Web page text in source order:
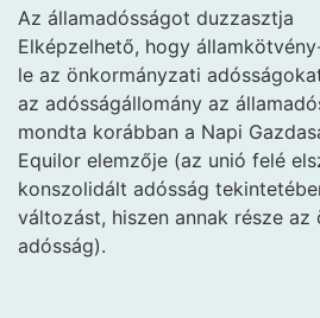
Az államadósságot duzzasztja
Elképzelhető, hogy
le az önkormányzati
az adósságállomány az
mondta korábban a Napi
Equilor elemzője (az unió felé
konszolidált adósság
változást, hiszen annak része az
adósság).